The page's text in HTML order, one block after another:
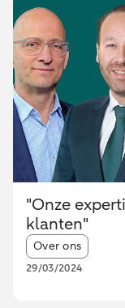
"Onze
klanten"
Article tags:
Over ons
29/03/2024